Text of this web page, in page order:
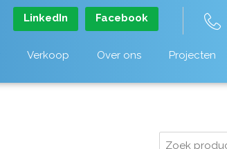
LinkedIn Facebook
Verkoop Over ons Projecten
Zoeken